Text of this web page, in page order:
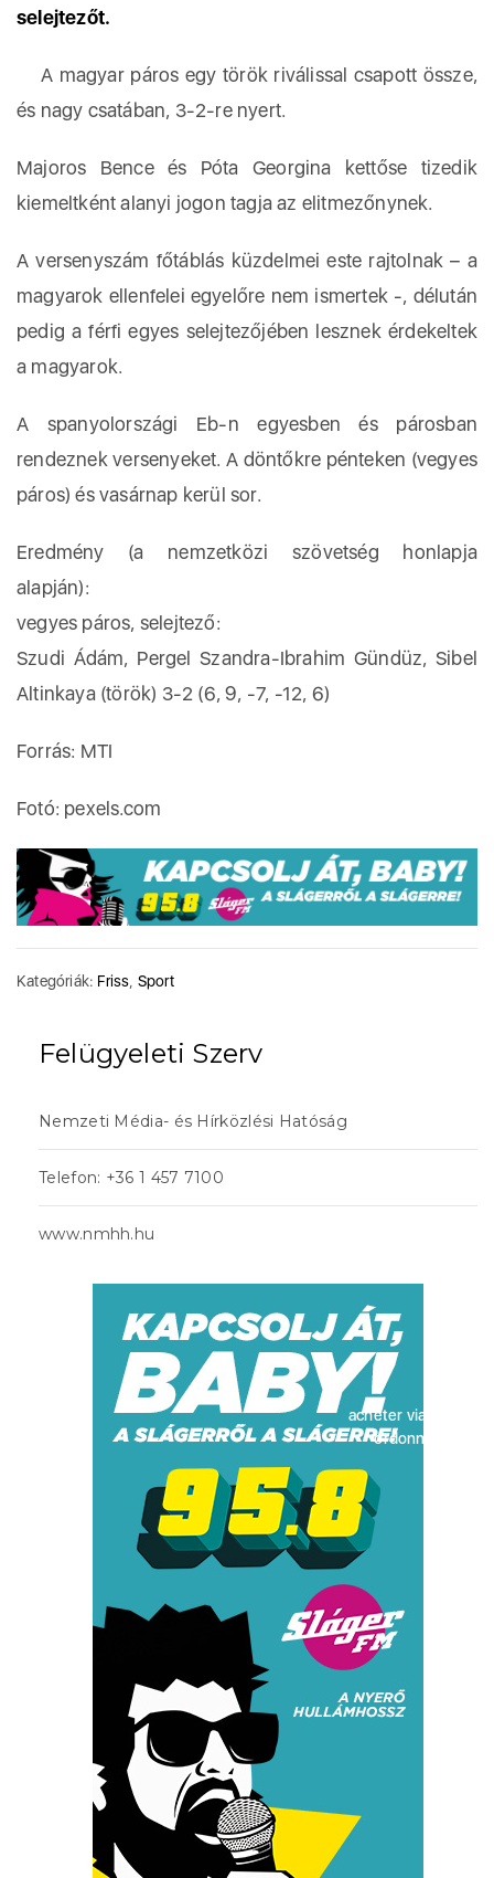
selejtezőt.
A magyar páros egy török riválissal csapott össze,
és nagy csatában, 3-2-re nyert.
Majoros Bence és Póta Georgina kettőse tizedik
kiemeltként alanyi jogon tagja az elitmezőnynek.
A versenyszám főtáblás küzdelmei este rajtolnak – a
magyarok ellenfelei egyelőre nem ismertek -, délután
pedig a férfi egyes selejtezőjében lesznek érdekeltek
a magyarok.
A spanyolországi Eb-n egyesben és párosban
rendeznek versenyeket. A döntőkre pénteken (vegyes
páros) és vasárnap kerül sor.
Eredmény (a nemzetközi szövetség honlapja
alapján):
vegyes páros, selejtező:
Szudi Ádám, Pergel Szandra-Ibrahim Gündüz, Sibel
Altinkaya (török) 3-2 (6, 9, -7, -12, 6)
Forrás: MTI
Fotó: pexels.com
Kategóriák: Friss Sport
Felügyeleti Szerv
Nemzeti Média- és Hírközlési Hatóság
Telefon: +36 1 457 7100
www.nmhh.hu
acheter viagra sans
ordonnance